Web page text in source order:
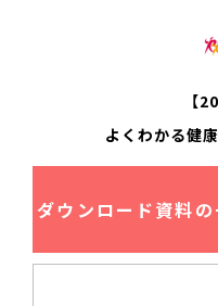
【
よくわかる健
ダウンロード資料の